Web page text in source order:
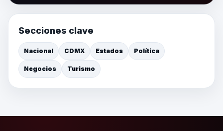
Secciones clave
Nacional CDMX Estados Política
Negocios Turismo